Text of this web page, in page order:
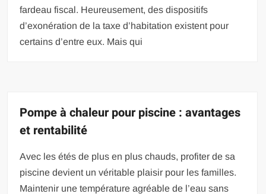
fardeau fiscal. Heureusement, des dispositifs
d’exonération de la taxe d’habitation existent pour
certains d’entre eux. Mais qui
Pompe à chaleur pour piscine : avantages
et rentabilité
Avec les étés de plus en plus chauds, profiter de sa
piscine devient un véritable plaisir pour les familles.
Maintenir une température agréable de l’eau sans